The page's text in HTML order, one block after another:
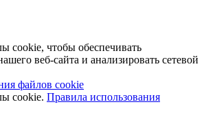
cookie, чтобы обеспечивать
веб-сайта и анализировать сетевой
файлов cookie
cookie. Правила использования